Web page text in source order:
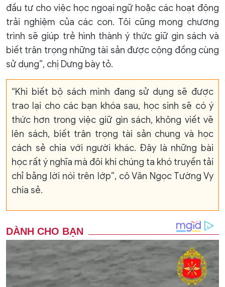
đầu tư cho việc học ngoại ngữ hoặc các hoạt động
trải nghiệm của các con. Tôi cũng mong chương
trình sẽ giúp trẻ hình thành ý thức giữ gìn sách và
biết trân trọng những tài sản được cộng đồng cùng
sử dụng”, chị Dưng bày tỏ.
“Khi biết bộ sách mình đang sử dụng sẽ được
trao lại cho các bạn khóa sau, học sinh sẽ có ý
thức hơn trong việc giữ gìn sách, không viết vẽ
lên sách, biết trân trọng tài sản chung và học
cách sẻ chia với người khác. Đây là những bài
học rất ý nghĩa mà đôi khi chúng ta khó truyền tải
chỉ bằng lời nói trên lớp”, cô Văn Ngọc Tường Vy
chia sẻ.